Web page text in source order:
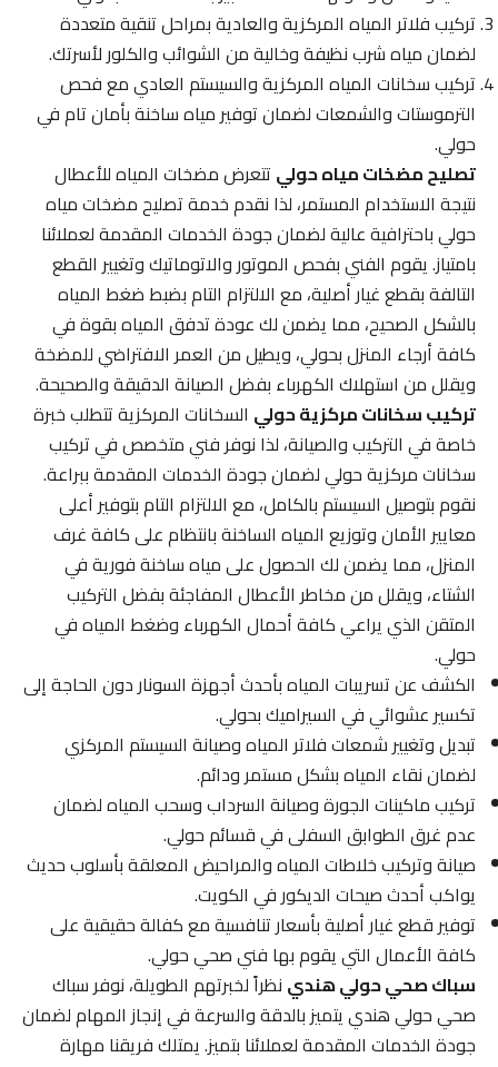
تركيب فلاتر المياه المركزية والعادية بمراحل تنقية متعددة
لضمان مياه شرب نظيفة وخالية من الشوائب والكلور لأسرتك.
تركيب سخانات المياه المركزية والسيستم العادي مع فحص
الترموستات والشمعات لضمان توفير مياه ساخنة بأمان تام في
حولي.
تصليح مضخات مياه حوليتتعرض مضخات المياه للأعطال
نتيجة الاستخدام المستمر، لذا نقدم خدمة تصليح مضخات مياه
حولي باحترافية عالية لضمان جودة الخدمات المقدمة لعملائنا
بامتياز. يقوم الفني بفحص الموتور والاتوماتيك وتغيير القطع
التالفة بقطع غيار أصلية، مع الالتزام التام بضبط ضغط المياه
بالشكل الصحيح، مما يضمن لك عودة تدفق المياه بقوة في
كافة أرجاء المنزل بحولي، ويطيل من العمر الافتراضي للمضخة
ويقلل من استهلاك الكهرباء بفضل الصيانة الدقيقة والصحيحة.
تركيب سخانات مركزية حوليالسخانات المركزية تتطلب خبرة
خاصة في التركيب والصيانة، لذا نوفر فني متخصص في تركيب
سخانات مركزية حولي لضمان جودة الخدمات المقدمة ببراعة.
نقوم بتوصيل السيستم بالكامل، مع الالتزام التام بتوفير أعلى
معايير الأمان وتوزيع المياه الساخنة بانتظام على كافة غرف
المنزل، مما يضمن لك الحصول على مياه ساخنة فورية في
الشتاء، ويقلل من مخاطر الأعطال المفاجئة بفضل التركيب
المتقن الذي يراعي كافة أحمال الكهرباء وضغط المياه في
حولي.
الكشف عن تسريبات المياه بأحدث أجهزة السونار دون الحاجة إلى
تكسير عشوائي في السيراميك بحولي.
تبديل وتغيير شمعات فلاتر المياه وصيانة السيستم المركزي
لضمان نقاء المياه بشكل مستمر ودائم.
تركيب ماكينات الجورة وصيانة السرداب وسحب المياه لضمان
عدم غرق الطوابق السفلى في قسائم حولي.
صيانة وتركيب خلاطات المياه والمراحيض المعلقة بأسلوب حديث
يواكب أحدث صيحات الديكور في الكويت.
توفير قطع غيار أصلية بأسعار تنافسية مع كفالة حقيقية على
كافة الأعمال التي يقوم بها فني صحي حولي.
سباك صحي حولي هندينظراً لخبرتهم الطويلة، نوفر سباك
صحي حولي هندي يتميز بالدقة والسرعة في إنجاز المهام لضمان
جودة الخدمات المقدمة لعملائنا بتميز. يمتلك فريقنا مهارة